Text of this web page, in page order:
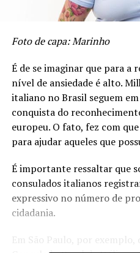
Foto de capa: Marinho
É de se imaginar que para a
nível de ansiedade é alto.
italiano no Brasil seguem
conquista do
europeu. O fato, fez com
para ajudar aqueles que
É importante ressaltar que
consulados italianos
expressivo no número de
cidadania.
Em São Paulo, por exemplo,